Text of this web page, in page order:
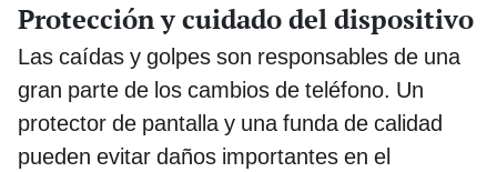
Protección y cuidado del dispositivo
Las caídas y golpes son responsables de una
gran parte de los cambios de teléfono. Un
protector de pantalla y una funda de calidad
pueden evitar daños importantes en el